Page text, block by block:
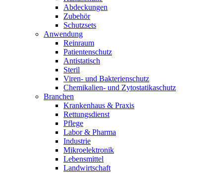
Abdeckungen
Zubehör
Schutzsets
Anwendung
Reinraum
Patientenschutz
Antistatisch
Steril
Viren- und Bakterienschutz
Chemikalien- und Zytostatikaschutz
Branchen
Krankenhaus & Praxis
Rettungsdienst
Pflege
Labor & Pharma
Industrie
Mikroelektronik
Lebensmittel
Landwirtschaft